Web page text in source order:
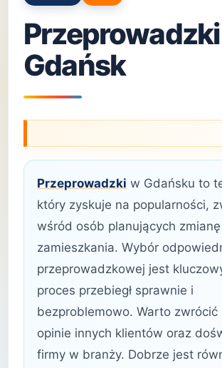
Przeprowadzki
Gdańsk
Przeprowadzki w Gdańsku to
który zyskuje na popularności,
wśród osób planujących
zamieszkania. Wybór
przeprowadzkowej jest
proces przebiegł sprawnie i
bezproblemowo. Warto zwrócić
opinie innych klientów oraz
firmy w branży. Dobrze jest